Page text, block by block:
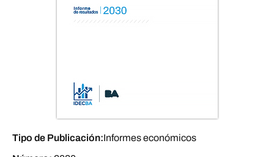
Tipo de Publicación:Informes económicos